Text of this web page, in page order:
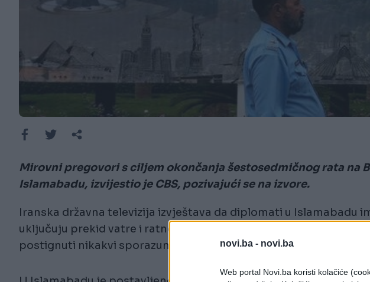
novi.ba - novi.ba
Web portal Novi.ba koristi kolačiće
Mirovni pregovori s ciljem okončanja šestosedmičnog rata na
Islamabadu, izvijestio je CBS, pozivajući se na izvore.
Iranska državna televizija izvještava da diplomati u Islamabadu
uključuju prekid vatre i ratne reparacije. Američki zvaničnik rekao
postignuti nikakvi sporazumi.